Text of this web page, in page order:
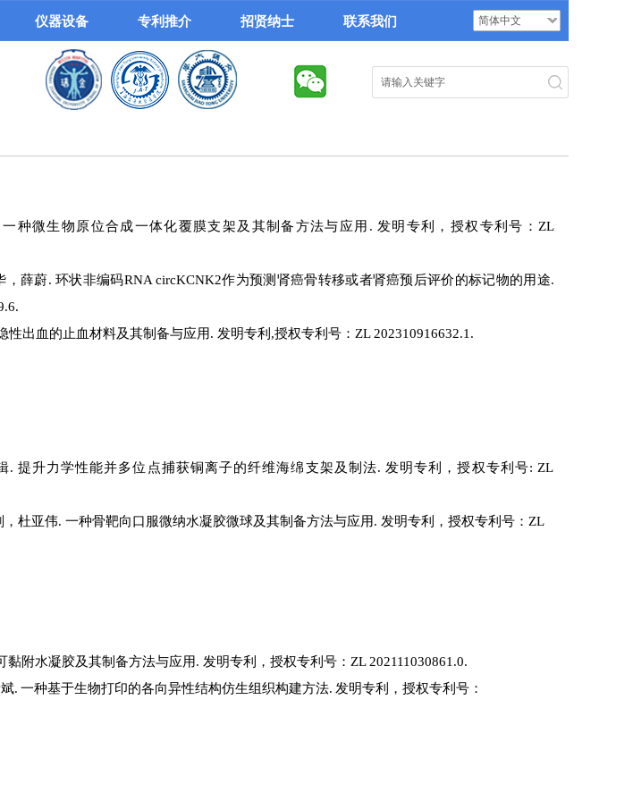
简体中文
仪器设备 专利推介 招贤纳士 联系我们
搜索
种微生物原位合成一体化覆膜支架及其制备方法与应用. 发明专利，授权专利号：ZL
薛蔚. 环状非编码RNA circKCNK2作为预测肾癌骨转移或者肾癌预后评价的标记物的用途.
出血的止血材料及其制备与应用. 发明专利,授权专利号：ZL 202310916632.1.
提升力学性能并多位点捕获铜离子的纤维海绵支架及制法. 发明专利，授权专利号: ZL
杜亚伟. 一种骨靶向口服微纳水凝胶微球及其制备方法与应用. 发明专利，授权专利号：ZL
黏附水凝胶及其制备方法与应用. 发明专利， 授权专利号： ZL 202111030861.0.
. 一种基于生物打印的各向异性结构仿生组织构建方法. 发明专利， 授权专利号：